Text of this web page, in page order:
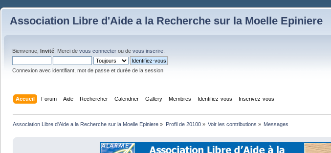
Association Libre d'Aide a la Recherche sur la Moelle Epiniere
Bienvenue, Invité . Merci de vous connecter ou de vous inscrire
Connexion avec identifiant, mot de passe et durée de la session
Accueil Forum Aide Rechercher Calendrier Gallery Membres Identifiez-vous Inscrivez-vous
Association Libre d'Aide a la Recherche sur la Moelle Epiniere » Profil de 20100» Voir les contributions » Messages